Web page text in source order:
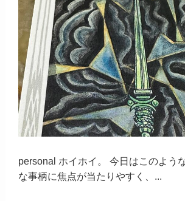
personal ホイホイ。 今日はこのよう
な事柄に焦点が当たりやすく、...